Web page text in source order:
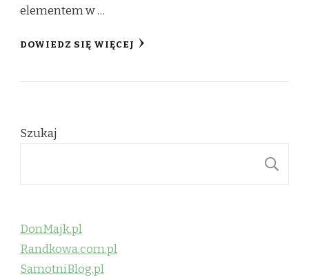
elementem w …
DOWIEDZ SIĘ WIĘCEJ
Szukaj
DonMajk.pl
Randkowa.com.pl
SamotniBlog.pl